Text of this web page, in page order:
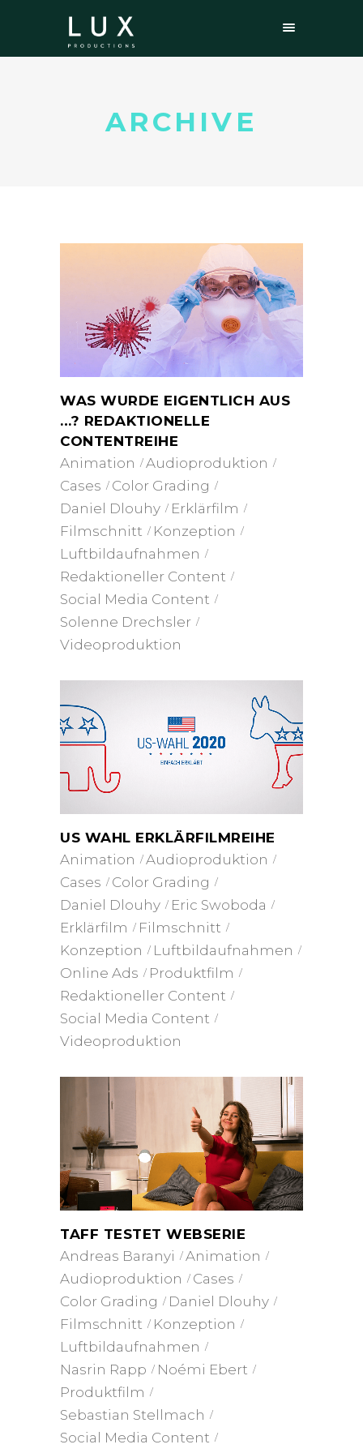
ARCHIVE
WAS WURDE EIGENTLICH AUS
…? REDAKTIONELLE
CONTENTREIHE
Animation
Audioproduktion
Cases
Color Grading
Daniel Dlouhy
Erklärfilm
Filmschnitt
Konzeption
Luftbildaufnahmen
Redaktioneller Content
Social Media Content
Solenne Drechsler
Videoproduktion
US WAHL ERKLÄRFILMREIHE
Animation
Audioproduktion
Cases
Color Grading
Daniel Dlouhy
Eric Swoboda
Erklärfilm
Filmschnitt
Konzeption
Luftbildaufnahmen
Online Ads
Produktfilm
Redaktioneller Content
Social Media Content
Videoproduktion
TAFF TESTET WEBSERIE
Andreas Baranyi
Animation
Audioproduktion
Cases
Color Grading
Daniel Dlouhy
Filmschnitt
Konzeption
Luftbildaufnahmen
Nasrin Rapp
Noémi Ebert
Produktfilm
Sebastian Stellmach
Social Media Content